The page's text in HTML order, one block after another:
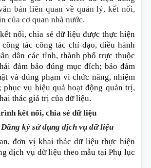
bản liên quan về quản lý, kết nối,
của cơ quan nhà nước.
nối, chia sẻ dữ liệu được thực hiện
tác công tác chỉ đạo, điều hành
dân các tỉnh, thành phố trực thuộc
đảm bảo đúng mục đích; bảo đảm
và đúng phạm vi chức năng, nhiệm
phục vụ hiệu quả hoạt động quản trị,
thác giá trị của dữ liệu.
kết nối, chia sẻ dữ liệu
ký sử dụng dịch vụ dữ liệu
đơn vị khai thác dữ liệu thực hiện
dịch vụ dữ liệu theo mẫu tại Phụ lục